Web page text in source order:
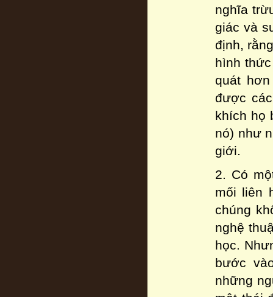
nghĩa
giác và
định,
hình
quát
được
khích họ
nó) như
giới.
2. Có
mối liên
chúng
nghệ
học.
bước
những